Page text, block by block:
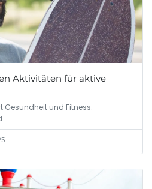
Aktivitäten für aktive
Gesundheit und Fitness.